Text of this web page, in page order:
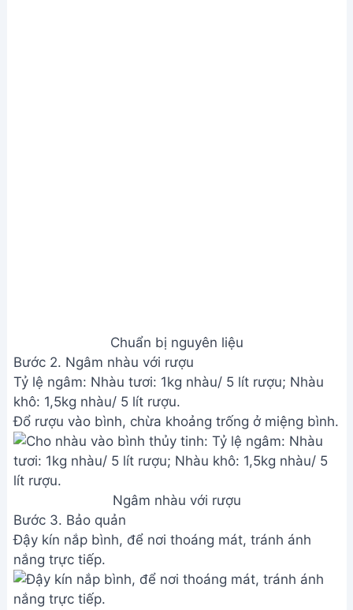
Chuẩn bị nguyên liệu
Bước 2. Ngâm nhàu với rượu
Tỷ lệ ngâm: Nhàu tươi: 1kg nhàu/ 5 lít rượu; Nhàu
khô: 1,5kg nhàu/ 5 lít rượu.
Đổ rượu vào bình, chừa khoảng trống ở miệng bình.
Ngâm nhàu với rượu
Bước 3. Bảo quản
Đậy kín nắp bình, để nơi thoáng mát, tránh ánh
nắng trực tiếp.